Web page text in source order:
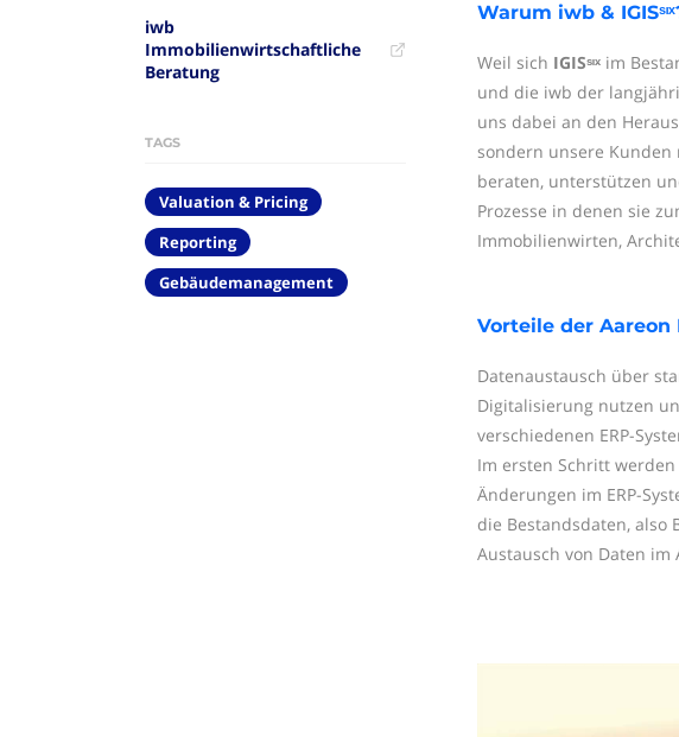
iwb
Immobilienwirtschaftliche
Beratung
TAGS
Valuation & Pricing
Reporting
Gebäudemanagement
Warum iwb &
Weil sich IGISˢᶦˣ im
und die iwb der
uns dabei an den
sondern unsere
beraten, unterstützen
Prozesse in denen sie
Immobilienwirten,
Vorteile der
Datenaustausch über
Digitalisierung nutzen
verschiedenen ERP-
Im ersten Schritt
Änderungen im ERP-
die Bestandsdaten, also
Austausch von Daten